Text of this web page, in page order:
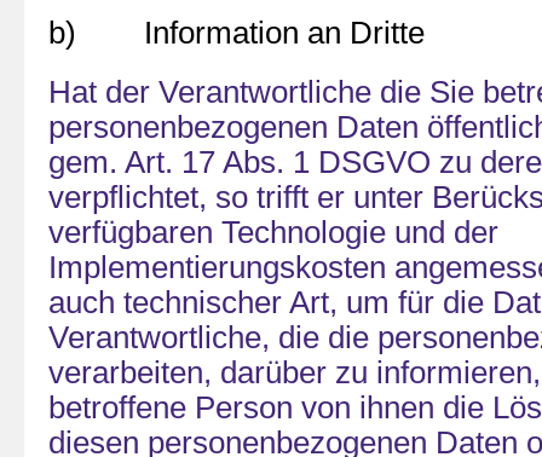
b) Information an Dritte
Hat der Verantwortliche die Sie
personenbezogenen Daten
gem. Art. 17 Abs. 1 DSGVO zu
verpflichtet, so trifft er unter
verfügbaren Technologie und der
Implementierungskosten
auch technischer Art, um für die
Verantwortliche, die die
verarbeiten, darüber zu
betroffene Person von ihnen die
diesen personenbezogenen Daten